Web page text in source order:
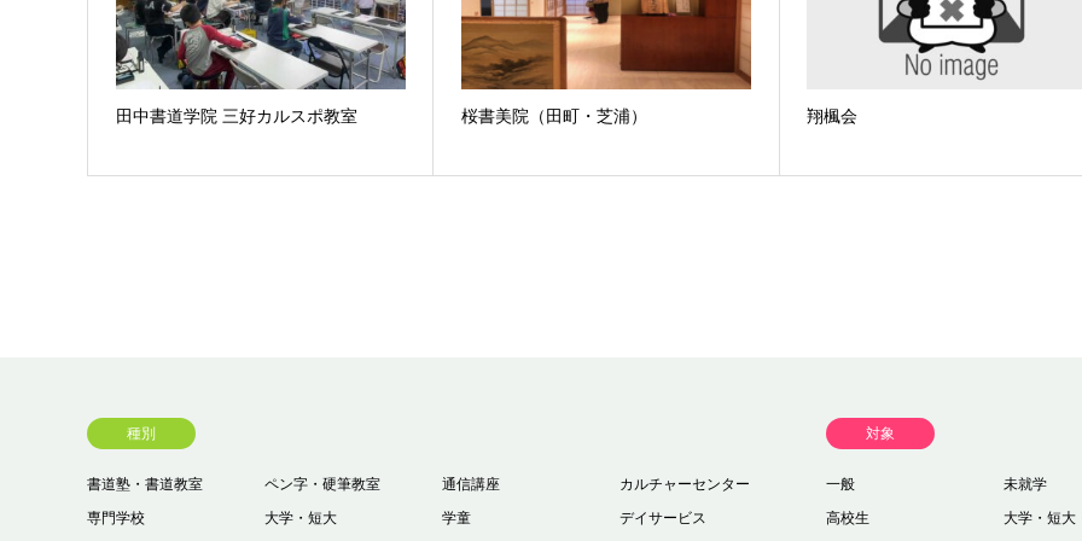
田中書道学院 三好カルスポ教室 桜書美院（田町・芝浦） 翔楓会
種別
書道塾・書道教室 ペン字・硬筆教室 通信講座
カルチャーセンター
専門学校
大学・短大 学童 デイサービス
対象
一般 未就学
高校生
大学・短大